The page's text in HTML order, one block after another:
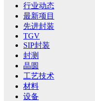
行业动态
最新项目
先进封装
TGV
SIP封装
封测
晶圆
工艺技术
材料
设备